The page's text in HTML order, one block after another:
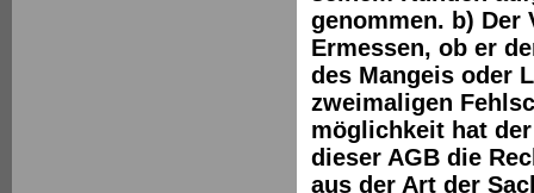
genommen. b) Der
Ermessen, ob er
des Mangeis oder
zweimaligen
möglichkeit hat
dieser AGB die
aus der Art der